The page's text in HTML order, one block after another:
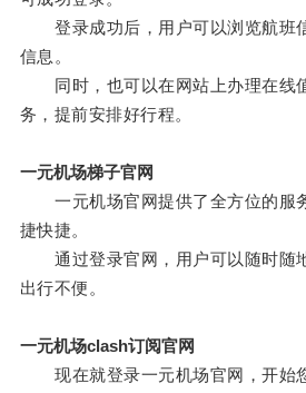
登录成功后，用户可以浏览航班
信息。
同时，也可以在网站上办理在线
务，提前安排好行程。
一元机场梯子官网
一元机场官网提供了全方位的服
捷快捷。
通过登录官网，用户可以随时随
出行不便。
一元机场clash订阅官网
现在就登录一元机场官网，开始